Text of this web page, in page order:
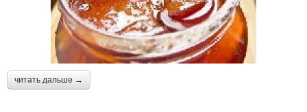
читать дальше →